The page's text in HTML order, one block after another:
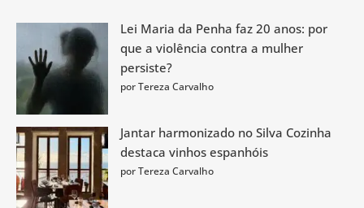
Lei Maria da Penha faz 20 anos: por
que a violência contra a mulher
persiste?
por Tereza Carvalho
Jantar harmonizado no Silva Cozinha
destaca vinhos espanhóis
por Tereza Carvalho